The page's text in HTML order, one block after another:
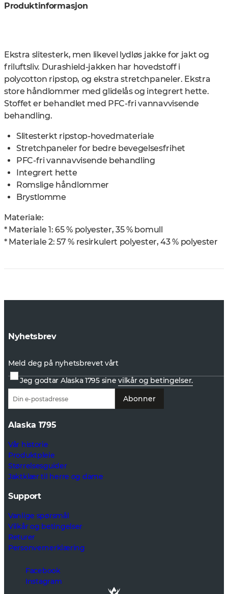
Produktinformasjon
Ekstra slitesterk, men likevel lydløs jakke for jakt og
friluftsliv. Durashield-jakken har hovedstoff i
polycotton ripstop, og ekstra stretchpaneler. Ekstra
store håndlommer med glidelås og integrert hette.
Stoffet er behandlet med PFC-fri vannavvisende
behandling.
Slitesterkt ripstop-hovedmateriale
Stretchpaneler for bedre bevegelsesfrihet
PFC-fri vannavvisende behandling
Integrert hette
Romslige håndlommer
Brystlomme
Materiale:
* Materiale 1: 65 % polyester, 35 % bomull
* Materiale 2: 57 % resirkulert polyester, 43 % polyester
Nyhetsbrev
Meld deg på nyhetsbrevet vårt
Jeg godtar Alaska 1795 sinevilkår og betingelser.
Abonner
Alaska 1795
Vår historie
Produktpleie
Størrelsesguider
Jaktklær til herre og dame
Support
Vanlige spørsmål
Vilkår og betingelser
Returer
Personvernerklæring
Facebook
Instagram